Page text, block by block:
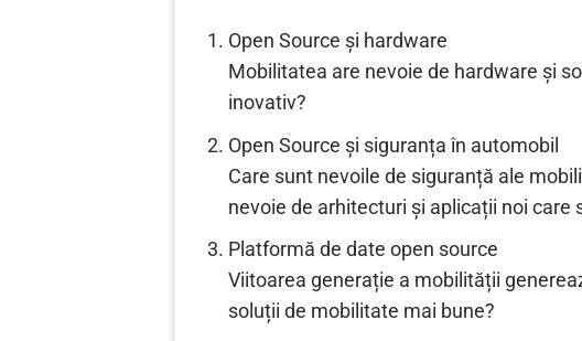
Open Source și hardware
Mobilitatea are nevoie de hardware și
inovativ?
Open Source și siguranța în automobil
Care sunt nevoile de siguranță ale
nevoie de arhitecturi și aplicații noi care
Platformă de date open source
Viitoarea generație a mobilității
soluții de mobilitate mai bune?